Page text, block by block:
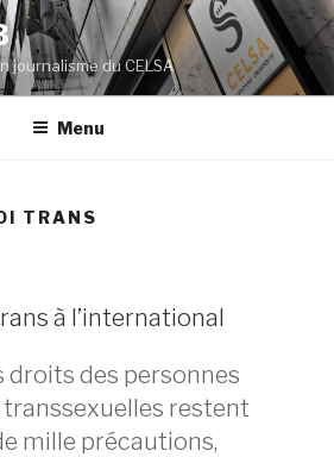
journalisme du CELSA
Menu
TRANS
à l’international
droits des personnes
restent
mille précautions,